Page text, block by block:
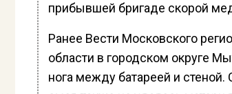
прибывшей бригаде скорой
Ранее Вести Московского
области в городском округе
нога между батареей и